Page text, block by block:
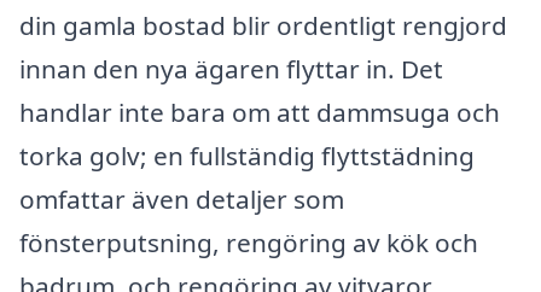
din gamla bostad blir ordentligt rengjord
innan den nya ägaren flyttar in. Det
handlar inte bara om att dammsuga och
torka golv; en fullständig flyttstädning
omfattar även detaljer som
fönsterputsning, rengöring av kök och